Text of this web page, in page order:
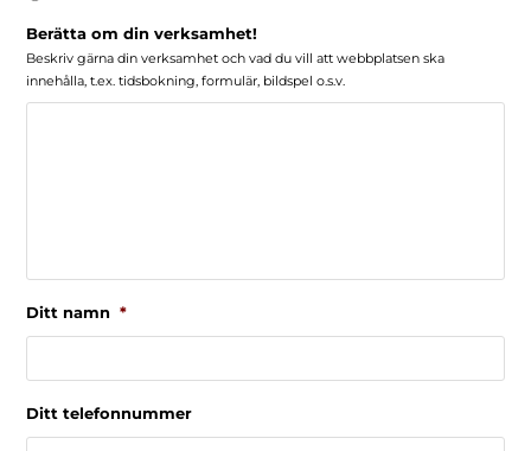
Berätta om din verksamhet!
Beskriv gärna din verksamhet och vad du vill att webbplatsen ska
innehålla, t.ex. tidsbokning, formulär, bildspel o.s.v.
Ditt namn *
Ditt telefonnummer